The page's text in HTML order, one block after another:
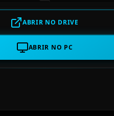
ABRIR NO DRIVE
ABRIR NO PC